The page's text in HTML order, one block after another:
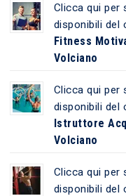
Clicca qui per
disponibili del
Fitness
Volciano
Clicca qui per
disponibili del
Istruttore
Volciano
Clicca qui per
disponibili del